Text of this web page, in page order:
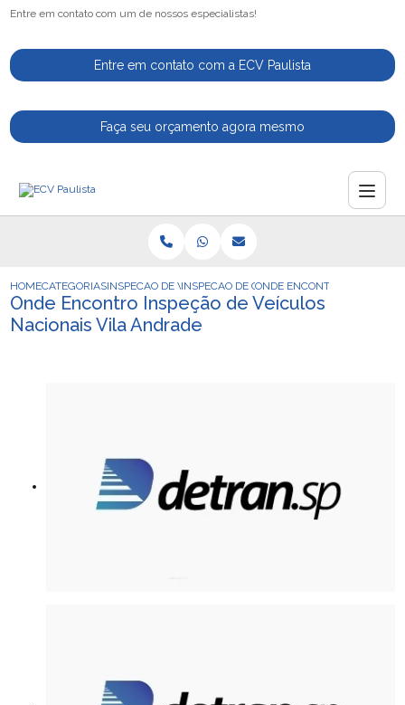
Entre em contato com um de nossos especialistas!
Entre em contato com a ECV Paulista
Faça seu orçamento agora mesmo
HOMECATEGORIASINSPECAO DE VEICULOSINSPECAO DE CARROS DETRAN
ONDE ENCONTRO
Onde Encontro Inspeção de Veículos
Nacionais Vila Andrade